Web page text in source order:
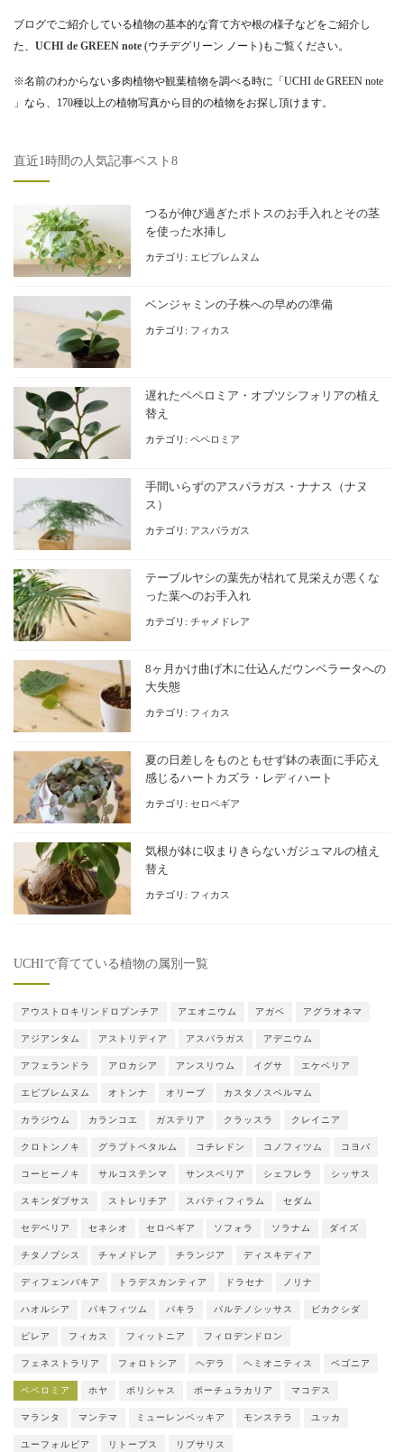
ブログでご紹介している植物の基本的な育て方や根の様子などをご紹介し
た、 UCHI de GREEN note (ウチデグリーン ノート)もご覧ください。
※名前のわからない多肉植物や観葉植物を調べる時に「UCHI de GREEN note
」なら、170種以上の植物写真から目的の植物をお探し頂けます。
直近1時間の人気記事ベスト8
つるが伸び過ぎたポトスのお手入れとその茎
を使った水挿し
カテゴリ: エピプレムヌム
ベンジャミンの子株への早めの準備
カテゴリ: フィカス
遅れたペペロミア・オブツシフォリアの植え
替え
カテゴリ: ペペロミア
手間いらずのアスパラガス・ナナス（ナヌ
ス）
カテゴリ: アスパラガス
テーブルヤシの葉先が枯れて見栄えが悪くな
った葉へのお手入れ
カテゴリ: チャメドレア
8ヶ月かけ曲げ木に仕込んだウンベラータへの
大失態
カテゴリ: フィカス
夏の日差しをものともせず鉢の表面に手応え
感じるハートカズラ・レディハート
カテゴリ: セロペギア
気根が鉢に収まりきらないガジュマルの植え
替え
カテゴリ: フィカス
UCHIで育てている植物の属別一覧
アウストロキリンドロプンチア アエオニウム アガベ アグラオネマ
アジアンタム アストリディア アスパラガス アデニウム
アフェランドラ アロカシア アンスリウム イグサ エケベリア
エピプレムヌム オトンナ オリーブ カスタノスペルマム
カラジウム カランコエ ガステリア クラッスラ クレイニア
クロトンノキ グラプトペタルム コチレドン コノフィツム コヨバ
コーヒーノキ サルコステンマ サンスベリア シェフレラ シッサス
スキンダプサス ストレリチア スパティフィラム セダム
セデベリア セネシオ セロペギア ソフォラ ソラナム ダイズ
チタノプシス チャメドレア チランジア ディスキディア
ディフェンバキア トラデスカンティア ドラセナ ノリナ
ハオルシア パキフィツム パキラ パルテノシッサス ビカクシダ
ピレア フィカス フィットニア フィロデンドロン
フェネストラリア フォロトシア ヘデラ ヘミオニティス ベゴニア
ペペロミア ホヤ ポリシャス ポーチュラカリア マコデス
マランタ マンテマ ミューレンベッキア モンステラ ユッカ
ユーフォルビア リトープス リプサリス